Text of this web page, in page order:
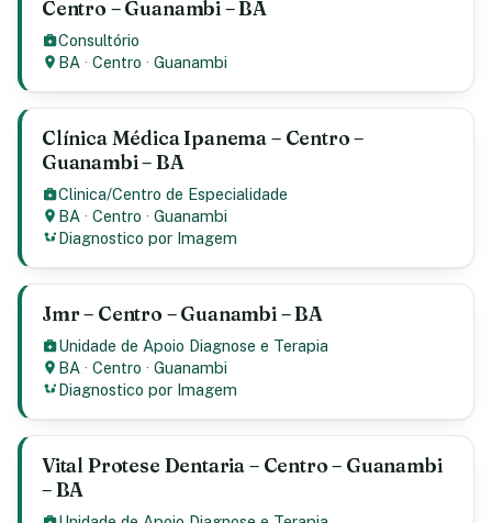
Centro – Guanambi – BA
Consultório
BA ·Centro ·Guanambi
Clínica Médica Ipanema – Centro –
Guanambi – BA
Clinica/Centro de Especialidade
BA ·Centro ·Guanambi
Diagnostico por Imagem
Jmr – Centro – Guanambi – BA
Unidade de Apoio Diagnose e Terapia
BA ·Centro ·Guanambi
Diagnostico por Imagem
Vital Protese Dentaria – Centro – Guanambi
– BA